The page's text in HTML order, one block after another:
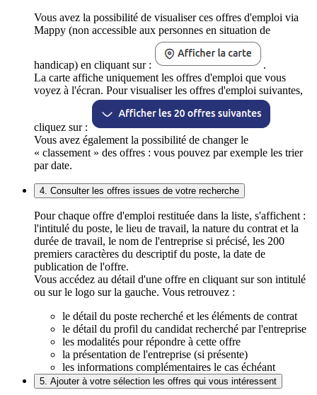
Vous avez la possibilité de visualiser ces offres d'emploi via
Mappy (non accessible aux personnes en situation de
handicap) en cliquant sur :
.
La carte affiche uniquement les offres d'emploi que vous
voyez à l'écran. Pour visualiser les offres d'emploi suivantes,
cliquez sur :
Vous avez également la possibilité de changer le
« classement » des offres : vous pouvez par exemple les trier
par date.
4. Consulter les offres issues de votre recherche
Pour chaque offre d'emploi restituée dans la liste, s'affichent :
l'intitulé du poste, le lieu de travail, la nature du contrat et la
durée de travail, le nom de l'entreprise si précisé, les 200
premiers caractères du descriptif du poste, la date de
publication de l'offre.
Vous accédez au détail d'une offre en cliquant sur son intitulé
ou sur le logo sur la gauche. Vous retrouvez :
le détail du poste recherché et les éléments de contrat
le détail du profil du candidat recherché par l'entreprise
les modalités pour répondre à cette offre
la présentation de l'entreprise (si présente)
les informations complémentaires le cas échéant
5. Ajouter à votre sélection les offres qui vous intéressent